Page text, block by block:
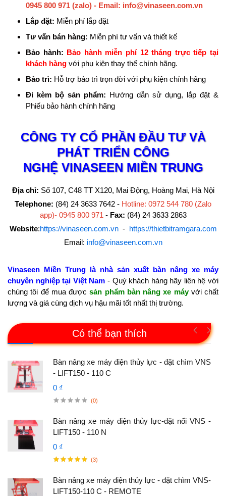
Có thể bạn thích
Bàn nâng xe máy điện thủy lực - đặt chìm VNS
- LIFT150 - 110 C
0 ₫
(0)
Bàn nâng xe máy điện thủy lực-đặt nổi VNS -
LIFT150 - 110 N
0 ₫
(3)
Bàn nâng xe máy điện thủy lực - đặt chìm VNS-
LIFT150-110 C - REMOTE
0945 800 971 (zalo) - Email: info@vinaseen.com.vn
Lắp đặt: Miễn phí lắp đặt
Tư vấn bán hàng: Miễn phí tư vấn và thiết kế
Bảo hành: Bảo hành miễn phí 12 tháng trực tiếp tại
khách hàng với phụ kiện thay thế chính hãng.
Bảo trì: Hỗ trợ bảo trì trọn đời với phụ kiện chính hãng
Đi kèm bộ sản phẩm: Hướng dẫn sử dụng, lắp đặt &
Phiếu bảo hành chính hãng
CÔNG TY CỔ PHẦN ĐẦU TƯ VÀ
PHÁT TRIỂN CÔNG
NGHỆ VINASEEN MIỀN TRUNG
Địa chỉ: Số 107, C48 TT X120, Mai Động, Hoàng Mai, Hà Nội
Telephone: (84) 24 3633 7642 - Hotline: 0972 544 780 (Zalo
app)- 0945 800 971 - Fax: (84) 24 3633 2863
Website:https://vinaseen.com.vn- https://thietbitramgara.com
Email: info@vinaseen.com.vn
Vinaseen Miền Trung là nhà sản xuất bàn nâng xe máy
chuyên nghiệp tại Việt Nam - Quý khách hàng hãy liên hệ với
chúng tôi để mua đượcsản phẩm bàn nâng xe máyvới chất
lượng và giá cùng dịch vụ hậu mãi tốt nhất thị trường.